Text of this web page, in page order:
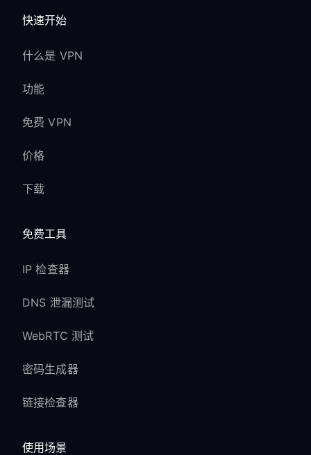
快速开始
什么是 VPN
功能
免费 VPN
价格
下载
免费工具
IP 检查器
DNS 泄漏测试
WebRTC 测试
密码生成器
链接检查器
使用场景